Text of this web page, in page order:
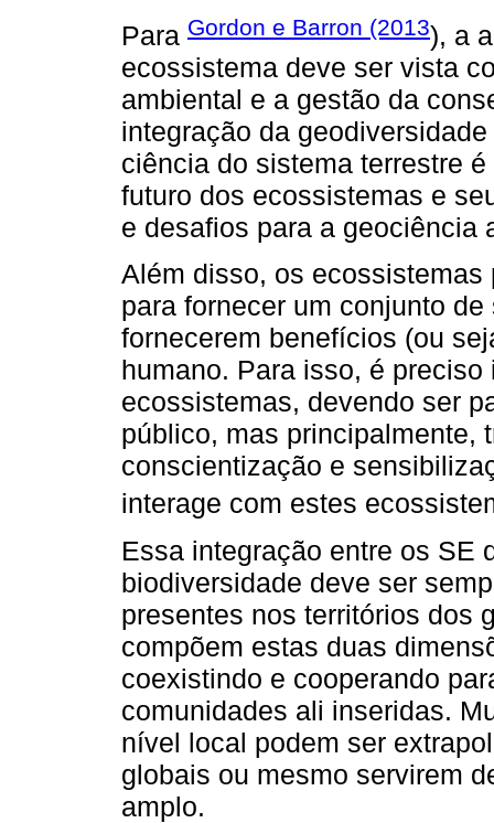
Para Gordon e Barron (2013), a
ecossistema deve ser vista
ambiental e a gestão da
integração da
ciência do sistema terrestre
futuro dos ecossistemas e
e desafios para a geociência
Além disso, os
para fornecer um conjunto
fornecerem benefícios (ou
humano. Para isso, é
ecossistemas, devendo ser
público, mas principalmente,
conscientização e
interage com estes
Essa integração entre os SE
biodiversidade deve ser
presentes nos territórios dos
compõem estas duas
coexistindo e cooperando
comunidades ali inseridas.
nível local podem ser
globais ou mesmo servirem
amplo.